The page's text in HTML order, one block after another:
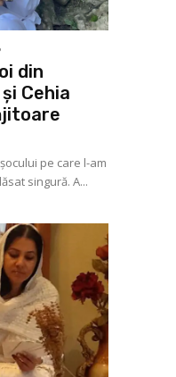
din
Cehia
pe care l-am
singură. A...